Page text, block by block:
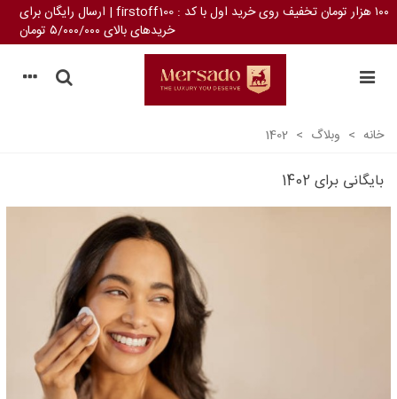
۱۰۰ هزار تومان تخفیف روی خرید اول با کد : firstoff100 | ارسال رایگان برای
خریدهای بالای ۵/۰۰۰/۰۰۰ تومان
خانه > وبلاگ >
1402
بایگانی برای 1402